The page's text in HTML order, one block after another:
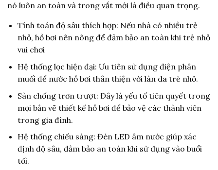
nó luôn an toàn và trong vắt mới là điều quan trọng.
Tính toán độ sâu thích hợp: Nếu nhà có nhiều trẻ
nhỏ, hồ bơi nên nông để đảm bảo an toàn khi trẻ nhỏ
vui chơi
Hệ thống lọc hiện đại: Ưu tiên sử dụng điện phân
muối để nước hồ bơi thân thiện với làn da trẻ nhỏ.
Sàn chống trơn trượt: Đây là yếu tố tiên quyết trong
mọi bản vẽ thiết kế hồ bơi để bảo vệ các thành viên
trong gia đình.
Hệ thống chiếu sáng: Đèn LED âm nước giúp xác
định độ sâu, đảm bảo an toàn khi sử dụng vào buổi
tối.